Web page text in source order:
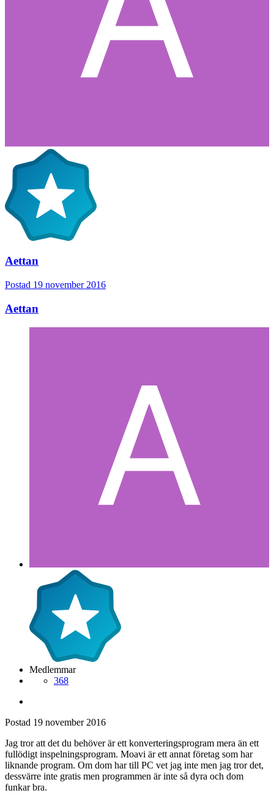
Aettan
Postad 19 november 2016
Aettan
Medlemmar
368
Postad 19 november 2016
Jag tror att det du behöver är ett konverteringsprogram mera än ett
fullödigt inspelningsprogram. Moavi är ett annat företag som har
liknande program. Om dom har till PC vet jag inte men jag tror det,
dessvärre inte gratis men programmen är inte så dyra och dom
funkar bra.